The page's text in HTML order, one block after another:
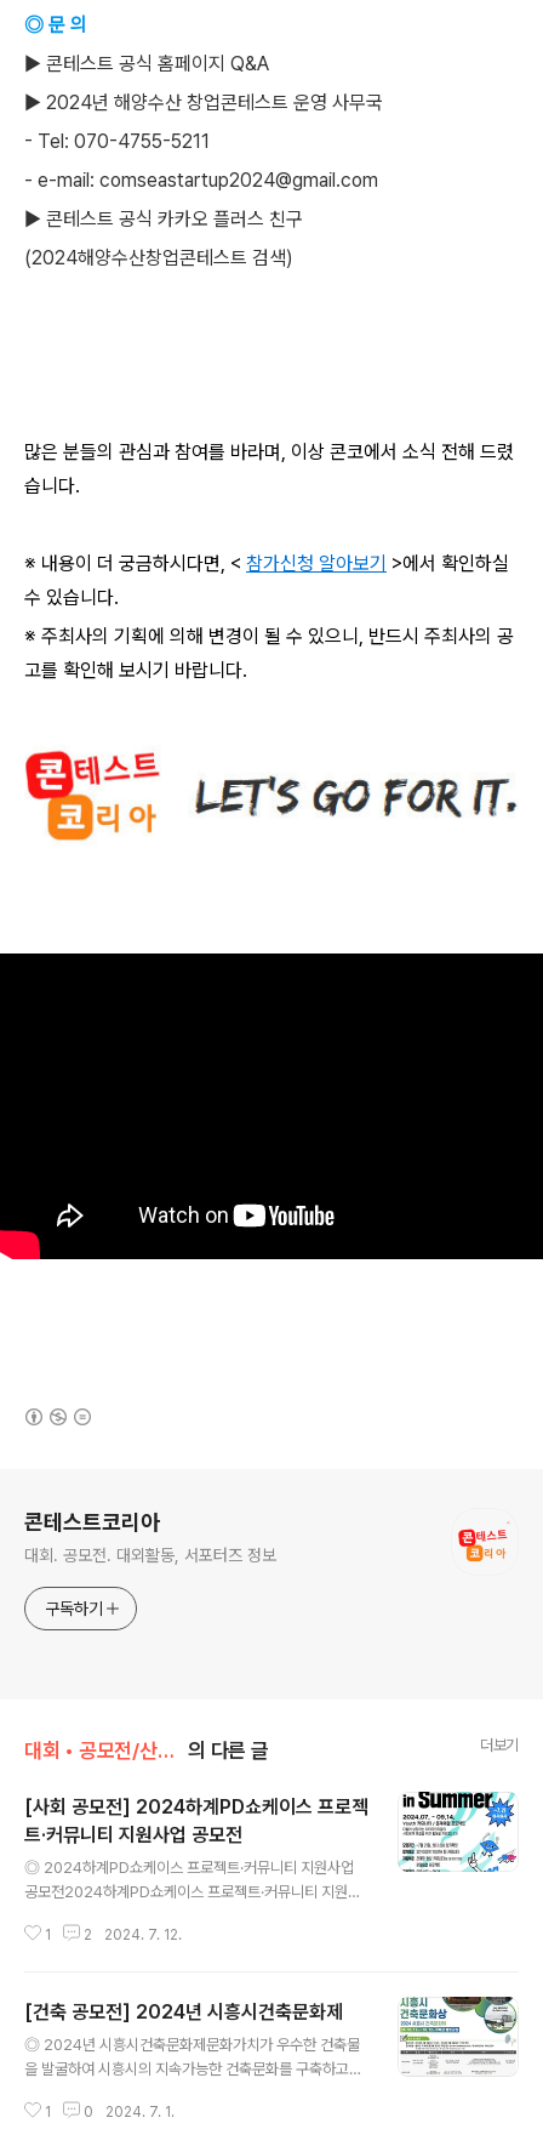
◎ 문 의
▶ 콘테스트 공식 홈페이지 Q&A
▶ 2024년 해양수산 창업콘테스트 운영 사무국
- Tel: 070-4755-5211
- e-mail: comseastartup2024@gmail.com
▶ 콘테스트 공식 카카오 플러스 친구
(2024해양수산창업콘테스트 검색)
많은 분들의 관심과 참여를 바라며, 이상 콘코에서 소식 전해 드렸
습니다.
※ 내용이 더 궁금하시다면, < 참가신청 알아보기 >에서 확인하실
수 있습니다.
※ 주최사의 기획에 의해 변경이 될 수 있으니, 반드시 주최사의 공
고를 확인해 보시기 바랍니다.
콘테스트코리아
대회. 공모전. 대외활동, 서포터즈 정보
구독하기
대회 • 공모전/산업 • 사회 • 건축 • 창업 의 다른 글 더보기
[사회 공모전] 2024하계PD쇼케이스 프로젝
트·커뮤니티 지원사업 공모전
◎ 2024하계PD쇼케이스 프로젝트·커뮤니티 지원사업
공모전2024하계PD쇼케이스 프로젝트·커뮤니티 지원사
를 만드는데 기여하는 단체와 프로젝트에활동 자금을 지원
는 시즌제 쇼케이스입니다.PD활동가들이 더 많은 도전을
해볼 수 있도록 폭넓은 분야를 대상으로 지원하고 있으니
꼭꼭 도전해보시기바랍니다! ◎ 접수기간~2024.07.21
월 2회 이상 소그룹 모임 활동 진행 (분야에 따라 비대면 진
1 2 2024. 7. 12.
[건축 공모전] 2024년 시흥시건축문화제
◎ 2024년 시흥시건축문화제문화가치가 우수한 건축물
을 발굴하여 시흥시의 지속가능한 건축문화를 구축하고자
많은 관심과 응모를 바랍니다. ◎ 지원자격- 계획작품부문
1 0 2024. 7. 1.